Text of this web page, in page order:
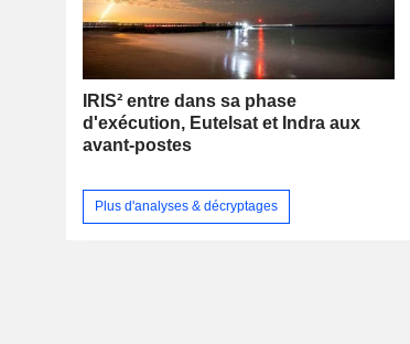
IRIS² entre dans sa phase
d'exécution, Eutelsat et Indra aux
avant-postes
Plus d'analyses & décryptages